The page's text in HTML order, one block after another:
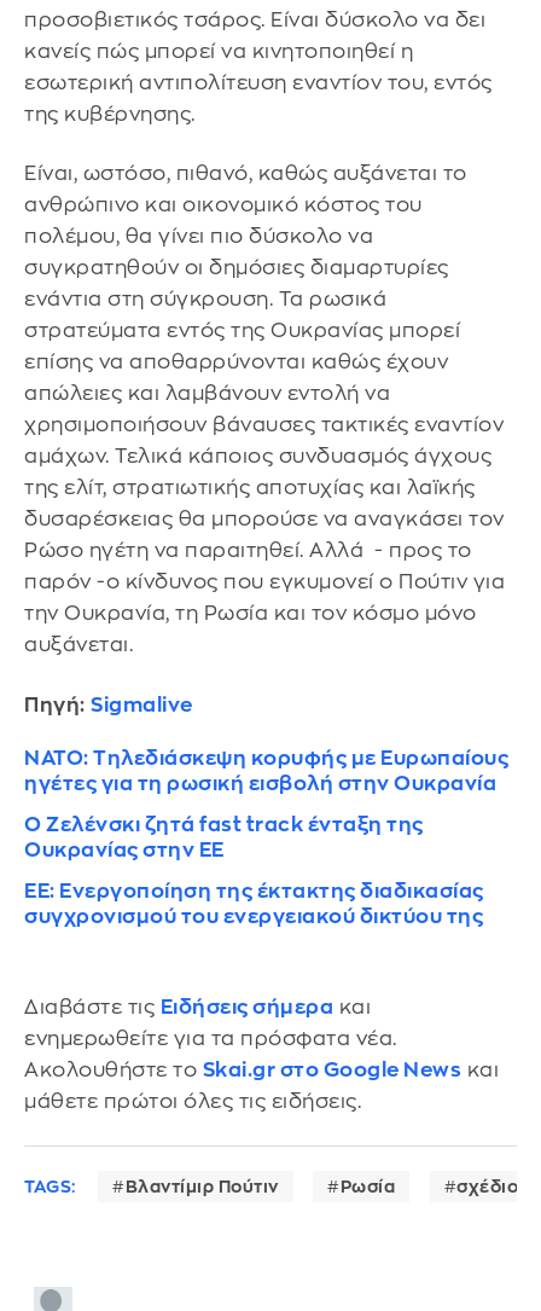
προσοβιετικός τσάρος. Είναι δύσκολο να δει
κανείς πώς μπορεί να κινητοποιηθεί η
εσωτερική αντιπολίτευση εναντίον του, εντός
της κυβέρνησης.
Είναι, ωστόσο, πιθανό, καθώς αυξάνεται το
ανθρώπινο και οικονομικό κόστος του
πολέμου, θα γίνει πιο δύσκολο να
συγκρατηθούν οι δημόσιες διαμαρτυρίες
ενάντια στη σύγκρουση. Τα ρωσικά
στρατεύματα εντός της Ουκρανίας μπορεί
επίσης να αποθαρρύνονται καθώς έχουν
απώλειες και λαμβάνουν εντολή να
χρησιμοποιήσουν βάναυσες τακτικές εναντίον
αμάχων. Τελικά κάποιος συνδυασμός άγχους
της ελίτ, στρατιωτικής αποτυχίας και λαϊκής
δυσαρέσκειας θα μπορούσε να αναγκάσει τον
Ρώσο ηγέτη να παραιτηθεί. Αλλά - προς το
παρόν -ο κίνδυνος που εγκυμονεί ο Πούτιν για
την Ουκρανία, τη Ρωσία και τον κόσμο μόνο
αυξάνεται.
Πηγή: Sigmalive
ΝΑΤΟ: Τηλεδιάσκεψη κορυφής με Ευρωπαίους
ηγέτες για τη ρωσική εισβολή στην Ουκρανία
Ο Ζελένσκι ζητά fast track ένταξη της
Ουκρανίας στην ΕΕ
ΕΕ: Ενεργοποίηση της έκτακτης διαδικασίας
συγχρονισμού του ενεργειακού δικτύου της
Διαβάστε τις Ειδήσεις σήμερα και
ενημερωθείτε για τα πρόσφατα νέα.
Ακολουθήστε το Skai.gr στο Google News και
μάθετε πρώτοι όλες τις ειδήσεις.
TAGS: Βλαντίμιρ Πούτιν Ρωσία σχέδιο